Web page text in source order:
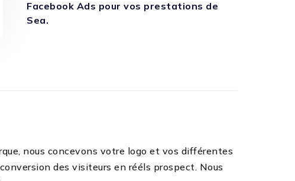
Facebook Ads pour vos prestations de
Sea.
nous concevons votre logo et vos différentes
des visiteurs en rééls prospect. Nous